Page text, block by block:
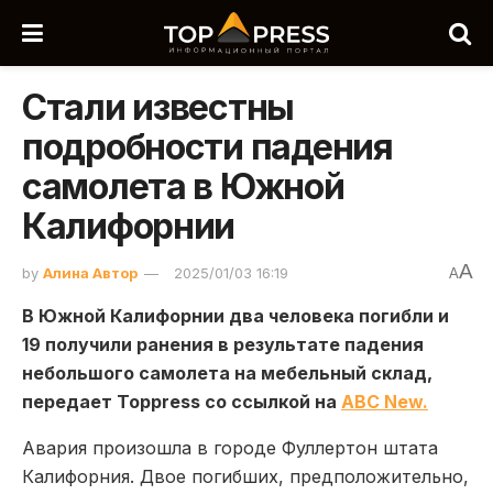
Стали известны
подробности падения
самолета в Южной
Калифорнии
by Алина Автор 2025/01/03 16:19 AA
В Южной Калифорнии два человека погибли и
19 получили ранения в результате падения
небольшого самолета на мебельный склад,
передает Toppress со ссылкой на ABC New.
Авария произошла в городе Фуллертон штата
Калифорния. Двое погибших, предположительно,